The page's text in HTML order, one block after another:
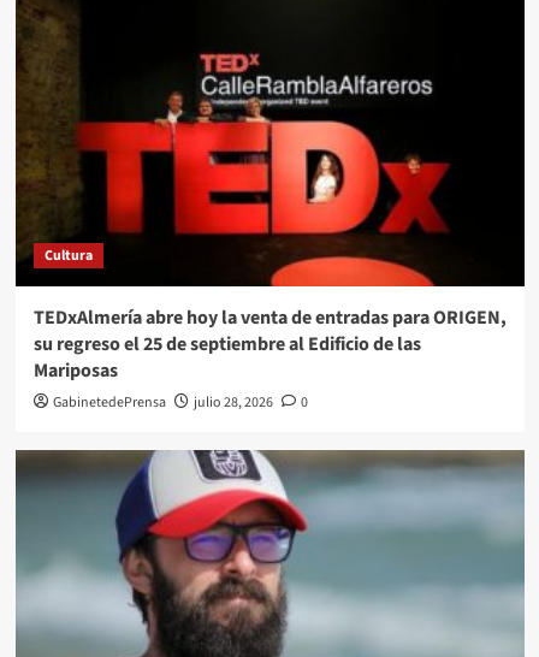
Cultura
TEDxAlmería abre hoy la venta de entradas para ORIGEN,
su regreso el 25 de septiembre al Edificio de las
Mariposas
GabinetedePrensa julio 28, 2026 0